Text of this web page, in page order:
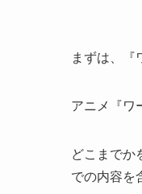
まずは、『
アニメ『ワ
どこまでか
での内容を